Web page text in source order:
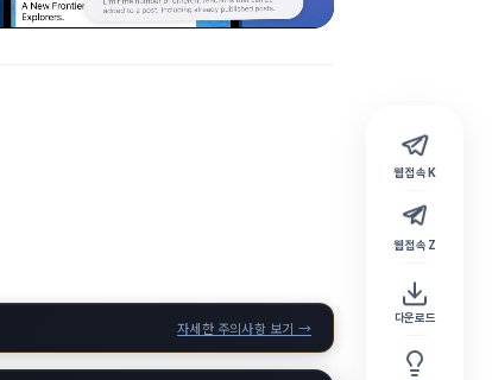
웹 접속 K
웹 접속 Z
다운로드
자세한 주의사항 보기 →